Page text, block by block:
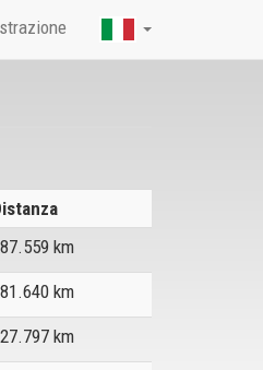
km
km
km